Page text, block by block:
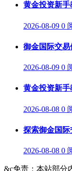
黄金投资新
2026-08-09 0
御金国际交
2026-08-09 0
黄金投资新
2026-08-08 0
探索御金国
2026-08-08 0
&c免责：本站部分